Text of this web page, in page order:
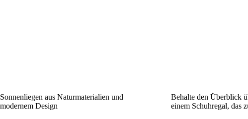
Sonnenliegen aus Naturmaterialien und
modernem Design
Behalte den Überblick
einem Schuhregal, das